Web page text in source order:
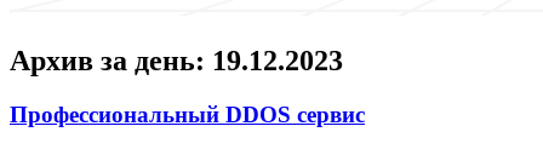
Архив за день: 19.12.2023
Профессиональный DDOS сервис